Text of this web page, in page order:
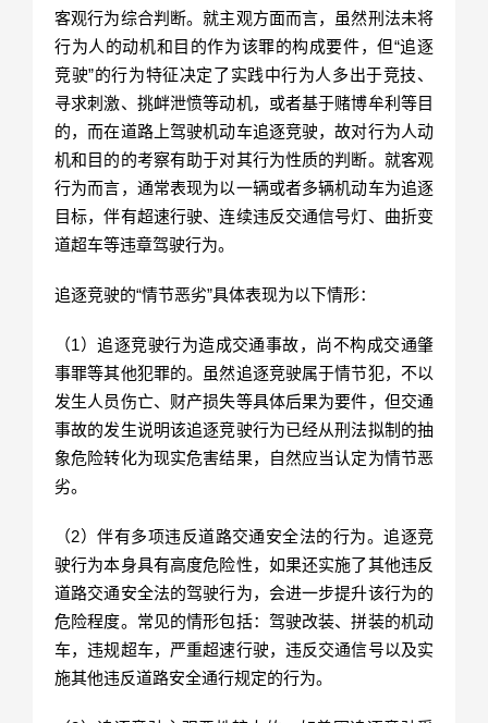
客观行为综合判断。就主观方面而言，虽然刑法未将
行为人的动机和目的作为该罪的构成要件，但“追逐
竞驶”的行为特征决定了实践中行为人多出于竞技、
寻求刺激、挑衅泄愤等动机，或者基于赌博牟利等目
的，而在道路上驾驶机动车追逐竞驶，故对行为人动
机和目的的考察有助于对其行为性质的判断。就客观
行为而言，通常表现为以一辆或者多辆机动车为追逐
目标，伴有超速行驶、连续违反交通信号灯、曲折变
道超车等违章驾驶行为。
追逐竞驶的“情节恶劣”具体表现为以下情形：
（1）追逐竞驶行为造成交通事故，尚不构成交通肇
事罪等其他犯罪的。虽然追逐竞驶属于情节犯，不以
发生人员伤亡、财产损失等具体后果为要件，但交通
事故的发生说明该追逐竞驶行为已经从刑法拟制的抽
象危险转化为现实危害结果，自然应当认定为情节恶
劣。
（2）伴有多项违反道路交通安全法的行为。追逐竞
驶行为本身具有高度危险性，如果还实施了其他违反
道路交通安全法的驾驶行为，会进一步提升该行为的
危险程度。常见的情形包括：驾驶改装、拼装的机动
车，违规超车，严重超速行驶，违反交通信号以及实
施其他违反道路安全通行规定的行为。